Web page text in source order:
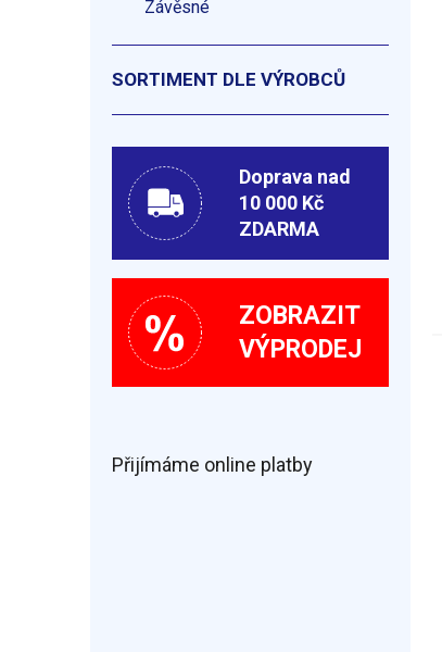
Závěsné
SORTIMENT DLE VÝROBCŮ
Doprava nad
10 000 Kč
ZDARMA
ZOBRAZIT
VÝPRODEJ
Přijímáme online platby